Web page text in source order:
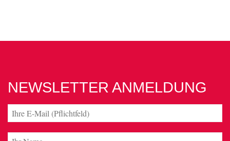
NEWSLETTER ANMELDUNG